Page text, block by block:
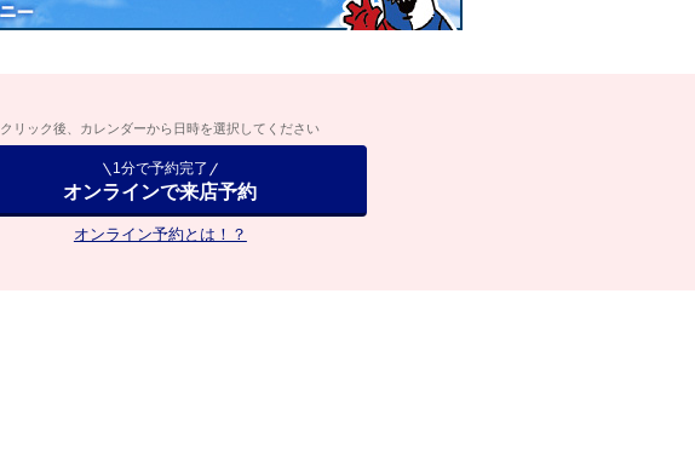
クリック後、カレンダーから日時を選択してください
1分で予約完了
オンラインで来店予約
オンライン予約とは！？